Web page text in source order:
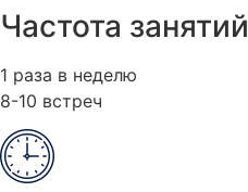
Частота занятий
1 раза в неделю
8-10 встреч